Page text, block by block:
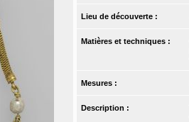
Lieu de découverte :
Matières et techniques :
Mesures :
Description :